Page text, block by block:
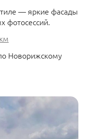
— яркие фасады
фотосессий.
Новорижскому